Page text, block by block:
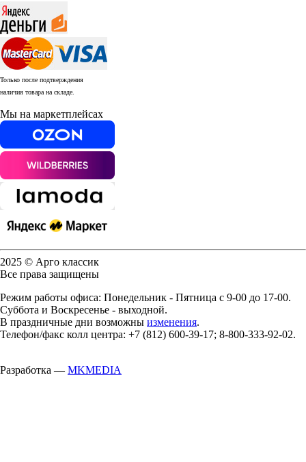
Только после подтверждения
наличия товара на складе.
Мы на маркетплейсах
2025 © Арго классик
Все права защищены
Режим работы офиса: Понедельник - Пятница с 9-00 до 17-00.
Суббота и Воскресенье - выходной.
В праздничные дни возможны изменения.
Телефон/факс колл центра: +7 (812) 600-39-17; 8-800-333-92-02.
Разработка — MKMEDIA